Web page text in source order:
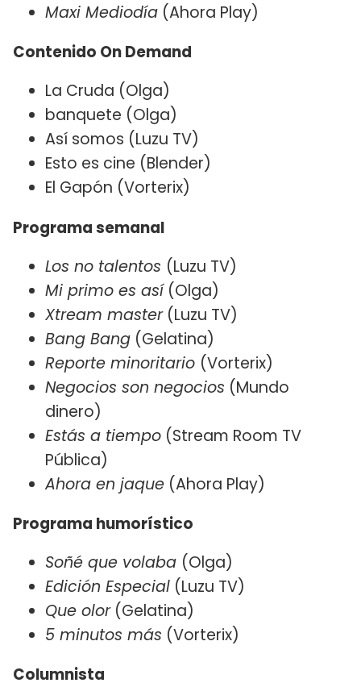
Maxi Mediodía (Ahora Play)
Contenido On Demand
La Cruda (Olga)
banquete (Olga)
Así somos (Luzu TV)
Esto es cine (Blender)
El Gapón (Vorterix)
Programa semanal
Los no talentos (Luzu TV)
Mi primo es así(Olga)
Xtream master(Luzu TV)
Bang Bang (Gelatina)
Reporte minoritario (Vorterix)
Negocios son negocios (Mundo
dinero)
Estás a tiempo (Stream Room TV
Pública)
Ahora en jaque (Ahora Play)
Programa humorístico
Soñé que volaba (Olga)
Edición Especial (Luzu TV)
Que olor(Gelatina)
5 minutos más (Vorterix)
Columnista